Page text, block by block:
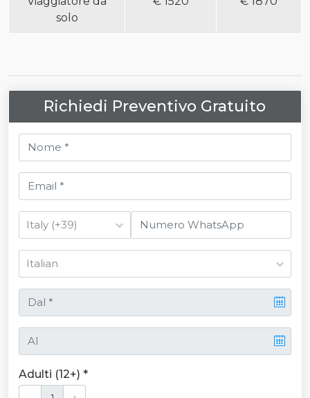
solo
Richiedi Preventivo Gratuito
Adulti (12+) *